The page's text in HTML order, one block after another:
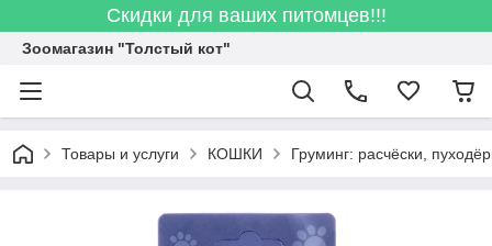
Скидки для ваших питомцев!!!
Зоомагазин "Толстый кот"
Товары и услуги КОШКИ Груминг: расчёски,